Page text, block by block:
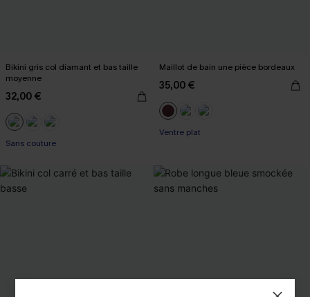
Bikini gris col diamant et bas taille
moyenne
32,00 €
Sans couture
Maillot de bain une pièce bordeaux
35,00 €
Ventre plat